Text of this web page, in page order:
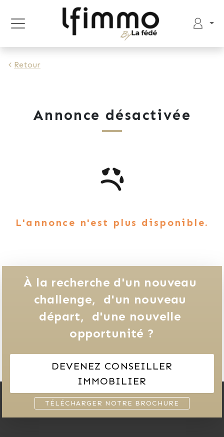
Retour
Annonce désactivée
L'annonce n'est plus disponible.
À la recherche d'un nouveau
challenge,
d'un nouveau
départ,
d'une nouvelle
opportunité ?
DEVENEZ CONSEILLER
IMMOBILIER
TÉLÉCHARGER NOTRE BROCHURE